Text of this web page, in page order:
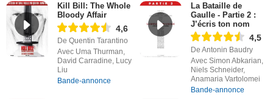
Kill Bill: The Whole
Bloody Affair
4,6
De Quentin Tarantino
Avec Uma Thurman,
David Carradine, Lucy
Liu
Bande-annonce
La Bataille de
Gaulle - Partie 2 :
J’écris ton nom
4,5
De Antonin Baudry
Avec Simon Abkarian,
Niels Schneider,
Anamaria Vartolomei
Bande-annonce